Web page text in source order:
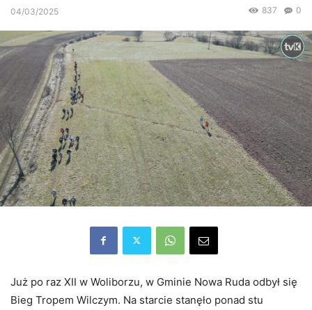
04/03/2025 0
837
Już po raz XII w Woliborzu, w Gminie Nowa Ruda odbył się
Bieg Tropem Wilczym. Na starcie stanęło ponad stu